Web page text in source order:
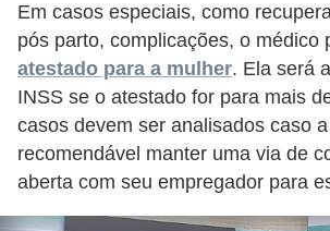
Em casos especiais, como
pós parto, complicações, o médico
atestado para a mulher. Ela será
INSS se o atestado for para mais
casos devem ser analisados caso
recomendável manter uma via de
aberta com seu empregador para